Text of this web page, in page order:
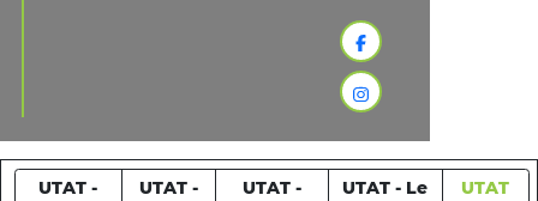
UTAT -
UTAT -
UTAT -
UTAT - Le
UTAT